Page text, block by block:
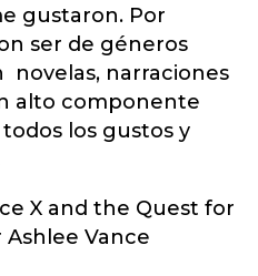
gustaron. Por
ser de géneros
novelas, narraciones
alto componente
los gustos y
X and the Quest for
Vance